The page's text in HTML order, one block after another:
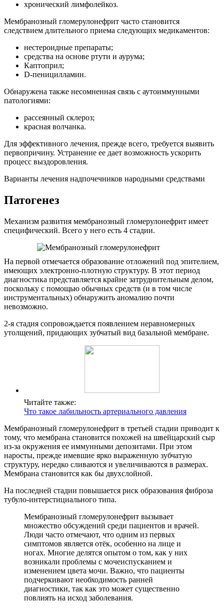
хронический лимфолейкоз.
Мембранозный гломерулонефрит часто становится
следствием длительного приема следующих медикаментов:
нестероидные препараты;
средства на основе ртути и аурума;
Каптоприл;
D-пеницилламин.
Обнаружена также несомненная связь с аутоиммунными
патологиями:
рассеянный склероз;
красная волчанка.
Для эффективного лечения, прежде всего, требуется выявить
первопричину. Устранение ее дает возможность ускорить
процесс выздоровления.
Варианты лечения надпочечников народными средствами
Патогенез
Механизм развития мембранозный гломерулонефрит имеет
специфический. Всего у него есть 4 стадии.
На первой отмечается образование отложений под эпителием,
имеющих электронно-плотную структуру. В этот период
диагностика представляется крайне затруднительным делом,
поскольку с помощью обычных средств (и в том числе
инструментальных) обнаружить аномалию почти
невозможно.
2-я стадия сопровождается появлением неравномерных
утолщений, придающих зубчатый вид базальной мембране.
Читайте также:
Что такое лабильность артериального давления
Мембранозный гломерулонефрит в третьей стадии приводит к
тому, что мембрана становится похожей на швейцарский сыр
из-за окружения ее иммунными депозитами. При этом
наросты, прежде имевшие ярко выраженную зубчатую
структуру, нередко сливаются и увеличиваются в размерах.
Мембрана становится как бы двухслойной.
На последней стадии повышается риск образования фиброза
тубуло-интерстициального типа.
Мембранозный гломерулонефрит вызывает
множество обсуждений среди пациентов и врачей.
Люди часто отмечают, что одним из первых
симптомов является отёк, особенно на лице и
ногах. Многие делятся опытом о том, как у них
возникали проблемы с мочеиспусканием и
изменением цвета мочи. Важно, что пациенты
подчеркивают необходимость ранней
диагностики, так как это может существенно
повлиять на исход заболевания.